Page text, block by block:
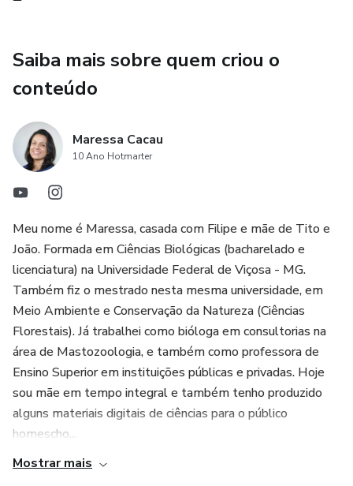
Público
👧🧒 Crianças de 6 a 10 anos
Importante
Para acompanhar o curso, é necessário adquirir os livros
"Vida Selvagem nos Bosques e Campos" e "Vida das
plantas nos campos e jardins" e realizar a leitura do
capítulo correspondente antes de cada encontro (o
cronograma já está disponível na plataforma).
Vagas limitadas
✨ Apenas 15 vagas, para garantir participação, interação e
Saiba mais sobre quem criou o
conteúdo
Maressa Cacau
10 Ano Hotmarter
Meu nome é Maressa, casada com Filipe e mãe de Tito e
João. Formada em Ciências Biológicas (bacharelado e
licenciatura) na Universidade Federal de Viçosa - MG.
Também fiz o mestrado nesta mesma universidade, em
Meio Ambiente e Conservação da Natureza (Ciências
Florestais). Já trabalhei como bióloga em consultorias na
área de Mastozoologia, e também como professora de
Ensino Superior em instituições públicas e privadas. Hoje
sou mãe em tempo integral e também tenho produzido
alguns materiais digitais de ciências para o público
homescho...
Mostrar mais